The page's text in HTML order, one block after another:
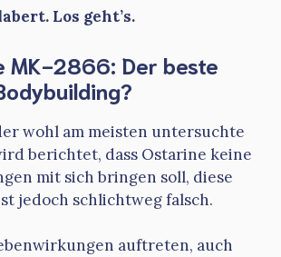
Los geht’s.
MK-2866: Der beste
wohl am meisten untersuchte
berichtet, dass Ostarine keine
mit sich bringen soll, diese
jedoch schlichtweg falsch.
auftreten, auch